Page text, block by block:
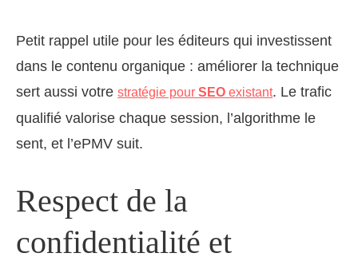
Petit rappel utile pour les éditeurs qui investissent
dans le contenu organique : améliorer la technique
sert aussi votre stratégie pour SEO existant. Le trafic
qualifié valorise chaque session, l’algorithme le
sent, et l’ePMV suit.
Respect de la
confidentialité et